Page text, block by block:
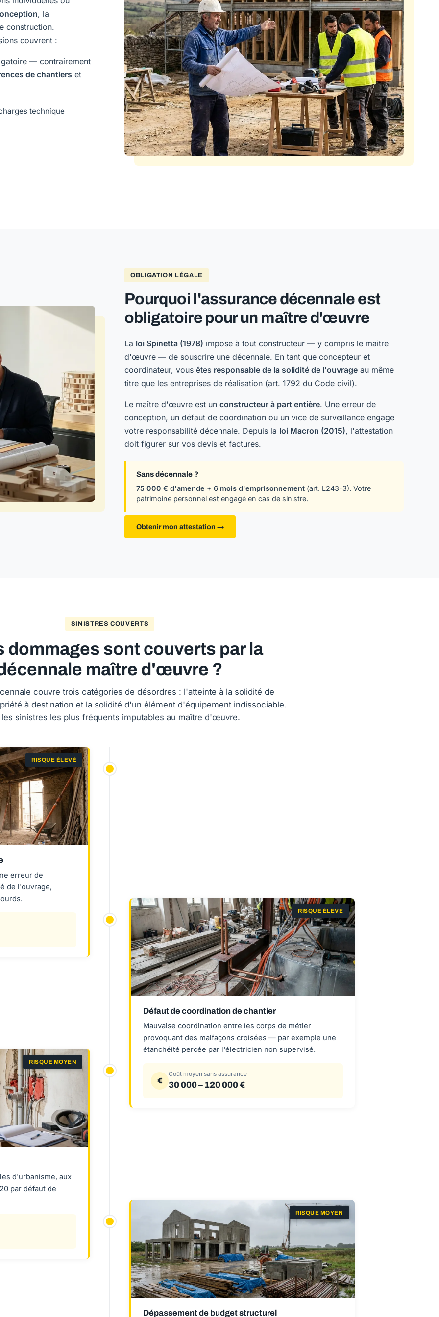
, la
construction.
couvrent :
— contrairement
de chantiers et
technique
OBLIGATION LÉGALE
Pourquoi l'assurance décennale est
obligatoire pour un maître d'œuvre
La loi Spinetta (1978) impose à tout constructeur — y compris le maître
d'œuvre — de souscrire une décennale. En tant que concepteur et
coordinateur, vous êtes responsable de la solidité de l'ouvrage au même
titre que les entreprises de réalisation (art. 1792 du Code civil).
Le maître d'œuvre est un constructeur à part entière. Une erreur de
conception, un défaut de coordination ou un vice de surveillance engage
votre responsabilité décennale. Depuis la loi Macron (2015), l'attestation
doit figurer sur vos devis et factures.
Sans décennale ?
75 000 € d'amende + 6 mois d'emprisonnement (art. L243-3). Votre
patrimoine personnel est engagé en cas de sinistre.
Obtenir mon attestation →
SINISTRES COUVERTS
dommages sont couverts par la
maître d'œuvre ?
couvre trois catégories de désordres : l'atteinte à la solidité de
à destination et la solidité d'un élément d'équipement indissociable.
sinistres les plus fréquents imputables au maître d'œuvre.
RISQUE ÉLEVÉ
erreur de
de l'ouvrage,
RISQUE ÉLEVÉ
Défaut de coordination de chantier
Mauvaise coordination entre les corps de métier
provoquant des malfaçons croisées — par exemple une
étanchéité percée par l'électricien non supervisé.
€
Coût moyen sans assurance
30 000 – 120 000 €
RISQUE MOYEN
d'urbanisme, aux
par défaut de
RISQUE MOYEN
Dépassement de budget structurel